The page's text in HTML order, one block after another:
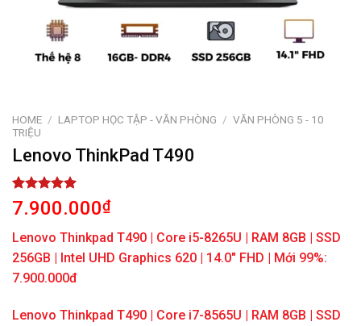
HOME / LAPTOP HỌC TẬP - VĂN PHÒNG / VĂN PHÒNG 5 - 10
TRIỆU
Lenovo ThinkPad T490
Rated5.00
out of 5
1
customer
rating
7.900.000₫
Lenovo Thinkpad T490 | Core i5-8265U | RAM 8GB | SSD
256GB | Intel UHD Graphics 620 | 14.0″ FHD | Mới 99%:
7.900.000đ
Lenovo Thinkpad T490 | Core i7-8565U | RAM 8GB | SSD